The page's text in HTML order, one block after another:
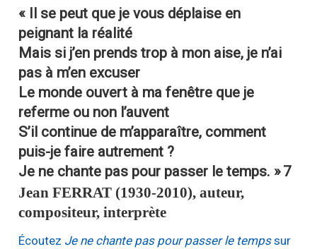
« Il se peut que je vous déplaise en
peignant la réalité
Mais si j’en prends trop à mon aise, je n’ai
pas à m’en excuser
Le monde ouvert à ma fenêtre que je
referme ou non l’auvent
S’il continue de m’apparaître, comment
puis-je faire autrement ?
Je ne chante pas pour passer le temps. »7
JeanFERRAT (1930-2010), auteur,
compositeur, interprète
Écoutez Je ne chante pas pour passer le tempssur